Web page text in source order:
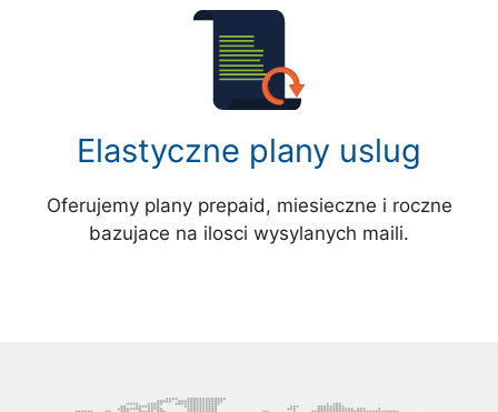
Elastyczne plany uslug
Oferujemy plany prepaid, miesieczne i roczne
bazujace na ilosci wysylanych maili.